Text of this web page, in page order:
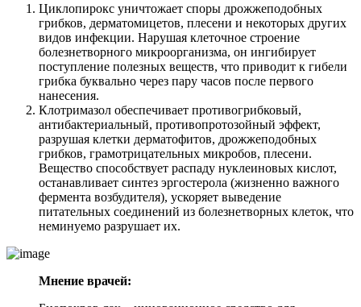
Циклопирокс уничтожает споры дрожжеподобных
грибков, дерматомицетов, плесени и некоторых других
видов инфекции. Нарушая клеточное строение
болезнетворного микроорганизма, он ингибирует
поступление полезных веществ, что приводит к гибели
грибка буквально через пару часов после первого
нанесения.
Клотримазол обеспечивает противогрибковый,
антибактериальный, противопротозойный эффект,
разрушая клетки дерматофитов, дрожжеподобных
грибков, грамотрицательных микробов, плесени.
Вещество способствует распаду нуклеиновых кислот,
останавливает синтез эргостерола (жизненно важного
фермента возбудителя), ускоряет выведение
питательных соединений из болезнетворных клеток, что
неминуемо разрушает их.
Мнение врачей: